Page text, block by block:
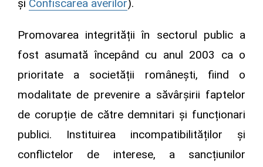
și Confiscarea averilor).
Promovarea integrității în sectorul public a
fost asumată începând cu anul 2003 ca o
prioritate a societății românești, fiind o
modalitate de prevenire a săvârșirii faptelor
de corupție de către demnitari și funcționari
publici. Instituirea incompatibilităților și
conflictelor de interese, a sancțiunilor